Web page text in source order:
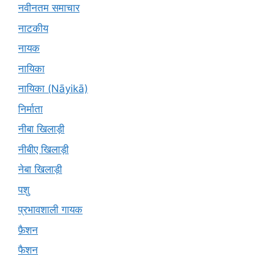
नवीनतम समाचार
नाटकीय
नायक
नायिका
नायिका (Nāyikā)
निर्माता
नीबा खिलाड़ी
नीबीए खिलाड़ी
नेबा खिलाड़ी
पशु
प्रभावशाली गायक
फ़ैशन
फैशन